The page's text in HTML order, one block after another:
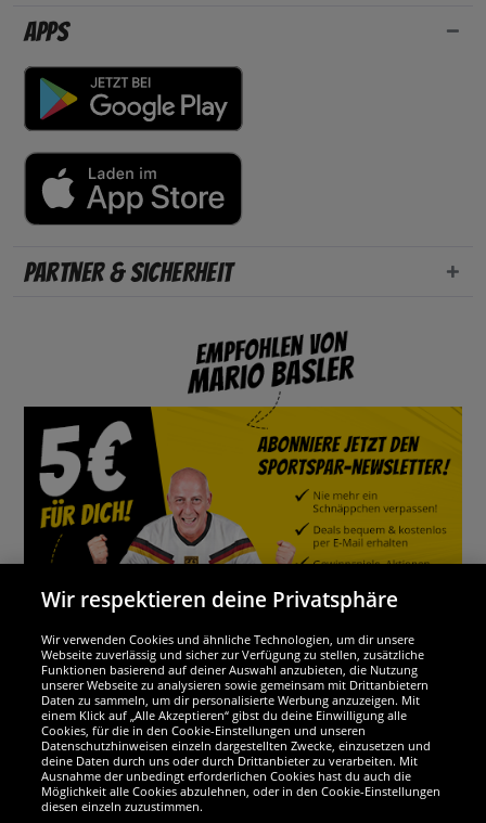
Apps
Partner & Sicherheit
Wir sind ausgezeichnet
Wir respektieren deine Privatsphäre
Wir verwenden Cookies und ähnliche Technologien, um dir unsere
Webseite zuverlässig und sicher zur Verfügung zu stellen, zusätzliche
Funktionen basierend auf deiner Auswahl anzubieten, die Nutzung
unserer Webseite zu analysieren sowie gemeinsam mit Drittanbietern
Daten zu sammeln, um dir personalisierte Werbung anzuzeigen. Mit
einem Klick auf „Alle Akzeptieren“ gibst du deine Einwilligung alle
Cookies, für die in den Cookie-Einstellungen und unseren
Datenschutzhinweisen einzeln dargestellten Zwecke, einzusetzen und
deine Daten durch uns oder durch Drittanbieter zu verarbeiten. Mit
Ausnahme der unbedingt erforderlichen Cookies hast du auch die
Möglichkeit alle Cookies abzulehnen, oder in den Cookie-Einstellungen
diesen einzeln zuzustimmen.